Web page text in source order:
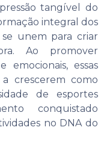
tangível do
integral dos
unem para criar
Ao promover
emocionais, essas
crescerem como
de esportes
conquistado
no DNA do